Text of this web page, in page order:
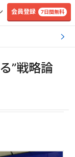
会員登録 7日間無料
”戦略論